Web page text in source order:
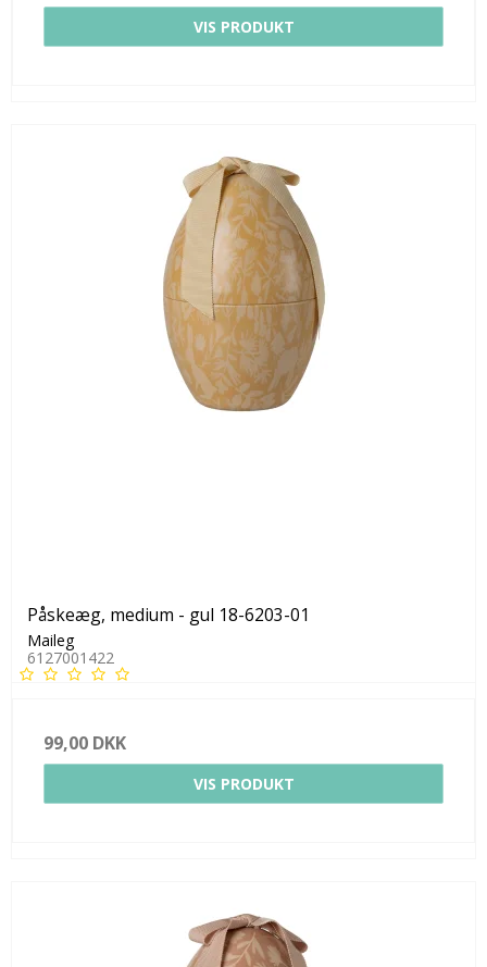
VIS PRODUKT
Påskeæg, medium - gul 18-6203-01
Maileg
6127001422
99,00 DKK
VIS PRODUKT